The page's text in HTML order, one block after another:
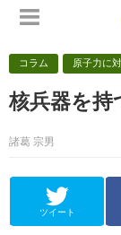
コラム 原子力に
核兵器を
諸葛 宗男
ツイート